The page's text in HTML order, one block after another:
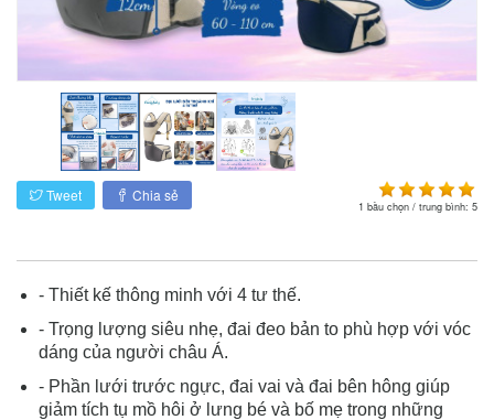
1 bầu chọn / trung bình: 5
Tweet Chia sẻ
- Thiết kế thông minh với 4 tư thế.
- Trọng lượng siêu nhẹ, đai đeo bản to phù hợp với vóc
dáng của người châu Á.
- Phần lưới trước ngực, đai vai và đai bên hông giúp
giảm tích tụ mồ hôi ở lưng bé và bố mẹ trong những